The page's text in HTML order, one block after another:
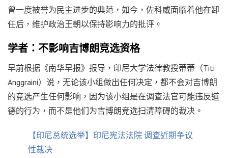
曾一度被誉为民主进步的典范，如今，佐科威面临着他在卸
任后，维护政治王朝以保持影响力的批评。
学者：不影响吉博朗竞选资格
早前根据《南华早报》报导，印尼大学法律教授蒂蒂（Titi
Anggraini）说，无论该小组做出任何决定，都不会对吉博朗
的竞选产生任何影响，因为该小组是在调查法官可能违反道
德的行为，而不是他们为吉博朗竞选扫清障碍的裁决。
【印尼总统选举】印尼宪法法院 调查近期争议
性裁决